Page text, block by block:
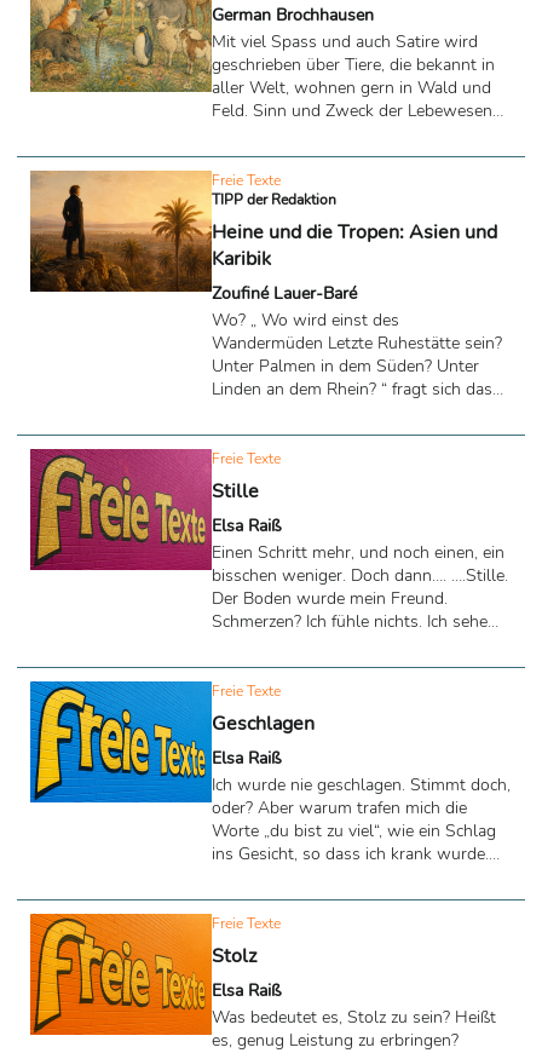
German Brochhausen
Mit viel Spass und auch Satire wird
geschrieben über Tiere, die bekannt in
aller Welt, wohnen gern in Wald und
Feld. Sinn und Zweck der Lebewesen
Freie Texte
TIPP der Redaktion
Heine und die Tropen: Asien und
Karibik
Zoufiné Lauer-Baré
Wo? „ Wo wird einst des
Wandermüden Letzte Ruhestätte sein?
Unter Palmen in dem Süden? Unter
Linden an dem Rhein? “ fragt sich das
Heinrich Heine (1797– 1856). Dieser
Essay antwortet auf diese Frage:
Freie Texte
Stille
Elsa Raiß
Einen Schritt mehr, und noch einen, ein
bisschen weniger. Doch dann…. ….Stille.
Der Boden wurde mein Freund.
Schmerzen? Ich fühle nichts. Ich sehe
Blumen und eine Welt, die nicht meine
ist. Ich gehe und alles ist frei, so leicht.
Ein Gesicht, so fröhlich und freundlich.
Keine Worte, nur Zeichen. Ein Lächeln
und die Aufforderung, mitzukommen.
Ich denke nicht, sondern bewege mich.
Fast geschafft. Doch dann… …Stille. Ich
frage, „wo bin ich“. Doch keine Antwort,
...
Freie Texte
Geschlagen
Elsa Raiß
Ich wurde nie geschlagen. Stimmt doch,
oder? Aber warum trafen mich die
Worte „du bist zu viel“, wie ein Schlag
ins Gesicht, so dass ich krank wurde.
sagte „Du bist nichts“, wie ein Messer
im Herz, denn jetzt weiß ich nicht, wer
ich bin. Ich wurde nie geschlagen, aber
die Kugeln trafen, sodass nichts mehr
übrig war, außer meine Narben. Auch
mein Körper, dem ging es nicht gut,
doch wurde ich ja nie geschlagen, nur
Freie Texte
Stolz
Elsa Raiß
Was bedeutet es, Stolz zu sein? Heißt
es, genug Leistung zu erbringen?